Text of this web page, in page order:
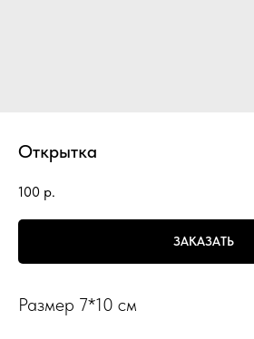
Открытка
100 р.
ЗАКАЗАТЬ
Размер 7*10 см